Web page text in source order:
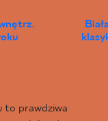
to prawdziwa